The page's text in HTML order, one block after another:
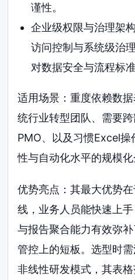
谨性。
企业级权限与治理架
访问控制与系统级治
对数据安全与流程标
适用场景：重度依赖数
统行业转型团队、需要
PMO、以及习惯Excel
性与自动化水平的规模化
优势亮点：其最大优势
线，业务人员能快速上
与报告聚合能力有效弥
管控上的短板。选型时
非线性研发模式，其表